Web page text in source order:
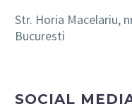
Str. Horia Macelariu,
Bucuresti
SOCIAL